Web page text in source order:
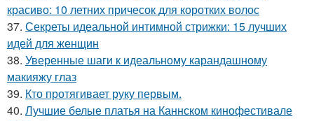
красиво: 10 летних причесок для коротких волос
37. Секреты идеальной интимной стрижки: 15 лучших
идей для женщин
38. Уверенные шаги к идеальному карандашному
макияжу глаз
39. Кто протягивает руку первым.
40. Лучшие белые платья на Каннском кинофестивале